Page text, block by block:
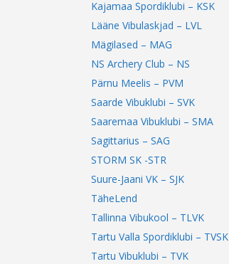
Kajamaa Spordiklubi – KSK
Lääne Vibulaskjad – LVL
Mägilased – MAG
NS Archery Club – NS
Pärnu Meelis – PVM
Saarde Vibuklubi – SVK
Saaremaa Vibuklubi – SMA
Sagittarius – SAG
STORM SK -STR
Suure-Jaani VK – SJK
TäheLend
Tallinna Vibukool – TLVK
Tartu Valla Spordiklubi – TVSK
Tartu Vibuklubi – TVK